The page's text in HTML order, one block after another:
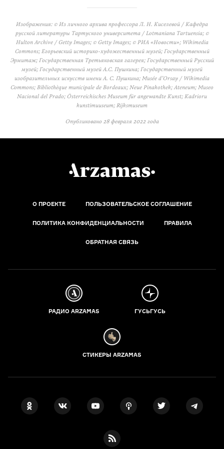
Изображения: © Из личного архива профессора Л. Н. Киселевой / Кафедра
русской литературы Тартуского университета / Lotmaniana Tartuensia; ©
Hulton Archive / Getty Images; © Getty Images; © РИА «Новости»; Wikimedia
Commons; Егорьевский историко-художественный музей; Государственный
Эрмитаж; Государственная Третьяковская галерея; Государственный Русский
музей; Государственный музей А.С. Пушкина; Государственный музей
изобразительных искусств имени А. С. Пушкина; Musée d’Orsay / Wikimedia
Commons; Bibliothèque municipale de Bordeaux; Neue Pinakothek; Ateneum; Museo
Nacional del Prado; Österreichisches Museum für angewandte Kunst; Kadrioru
kunstimuuseum; Rijksmuseum
Опубликовано 28 февраля 2022 года
О ПРОЕКТЕ ПОЛЬЗОВАТЕЛЬСКОЕ СОГЛАШЕНИЕ
ПОЛИТИКА КОНФИДЕНЦИАЛЬНОСТИ ПРАВИЛА
ОБРАТНАЯ СВЯЗЬ
РАДИО ARZAMAS ГУСЬГУСЬ
СТИКЕРЫ ARZAMAS